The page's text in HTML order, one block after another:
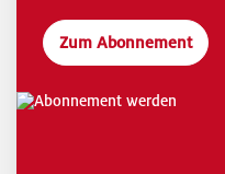
Zum Abonnement